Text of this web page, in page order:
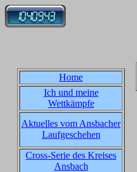
Home
Ich und meine
Wettkämpfe
Aktuelles vom Ansbacher
Laufgeschehen
Cross-Serie des Kreises
Ansbach